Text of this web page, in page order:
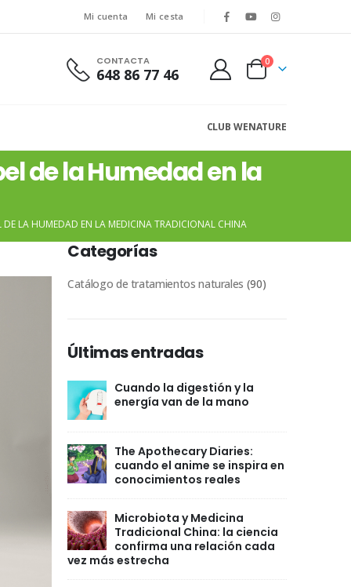
Mi cuenta Mi cesta
CONTACTA
648 86 77 46
0
CLUB WENATURE
de la Humedad en la
LA HUMEDAD EN LA MEDICINA TRADICIONAL CHINA
Categorías
Catálogo de tratamientos naturales (90)
Últimas entradas
Cuando la digestión y la
energía van de la mano
The Apothecary Diaries:
cuando el anime se inspira en
conocimientos reales
Microbiota y Medicina
Tradicional China: la ciencia
confirma una relación cada
vez más estrecha